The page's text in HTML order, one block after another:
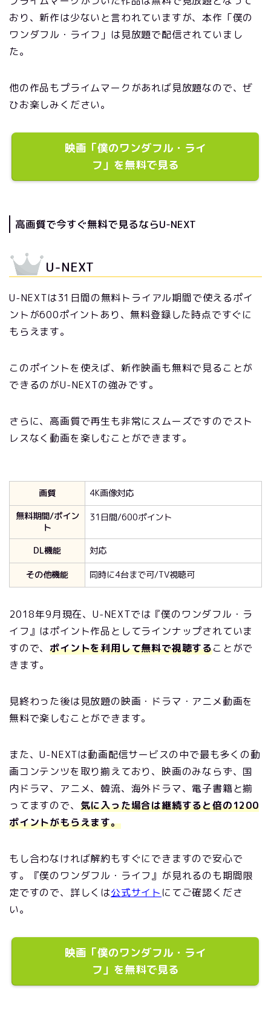
おり、新作は少ないと言われていますが、本作「僕の
ワンダフル・ライフ」は見放題で配信されていまし
た。
他の作品もプライムマークがあれば見放題なので、ぜ
ひお楽しみください。
映画「僕のワンダフル・ライ
フ」を無料で見る
高画質で今すぐ無料で見るならU-NEXT
U-NEXT
U-NEXTは31日間の無料トライアル期間で使えるポイ
ントが600ポイントあり、無料登録した時点ですぐに
もらえます。
このポイントを使えば、新作映画も無料で見ることが
できるのがU-NEXTの強みです。
さらに、高画質で再生も非常にスムーズですのでスト
レスなく動画を楽しむことができます。
画質
4K画像対応
無料期間/ポイン
ト
31日間/600ポイント
DL機能
対応
その他機能
同時に4台まで可/TV視聴可
2018年9月現在、U-NEXTでは『僕のワンダフル・ラ
イフ』はポイント作品としてラインナップされていま
すので、ポイントを利用して無料で視聴することがで
きます。
見終わった後は見放題の映画・ドラマ・アニメ動画を
無料で楽しむことができます。
また、U-NEXTは動画配信サービスの中で最も多くの動
画コンテンツを取り揃えており、映画のみならず、国
内ドラマ、アニメ、韓流、海外ドラマ、電子書籍と揃
ってますので、 気に入った場合は継続すると倍の1200
ポイントがもらえます。
もし合わなければ解約もすぐにできますので安心で
す。『僕のワンダフル・ライフ』が見れるのも期間限
定ですので、詳しくは公式サイト にてご確認くださ
い。
映画「僕のワンダフル・ライ
フ」を無料で見る